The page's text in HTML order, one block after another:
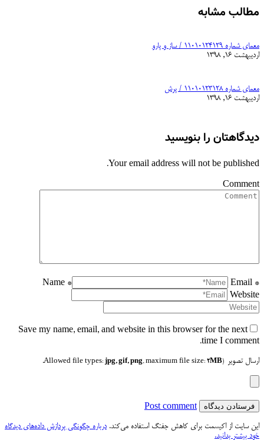
مطالب مشابه
معمای شماره ۱۱۰۱۰۱۲۴۱۲۹ / ساز و پارو
اردیبهشت 16, 1398
معمای شماره ۱۱۰۱۰۱۲۳۱۲۸ / پرش
اردیبهشت 16, 1398
دیدگاهتان را بنویسید
Your email address will not be published.
Comment
Name *
Email *
Website
Save my name, email, and website in this browser for the next
time I comment.
ارسال تصویر (Allowed file types:
jpg, gif, png, maximum file size: 2MB.
Post comment
این سایت از اکیسمت برای کاهش جفنگ استفاده می‌کند. درباره چگونگی پردازش داده‌های دیدگاه
خود بیشتر بدانید.